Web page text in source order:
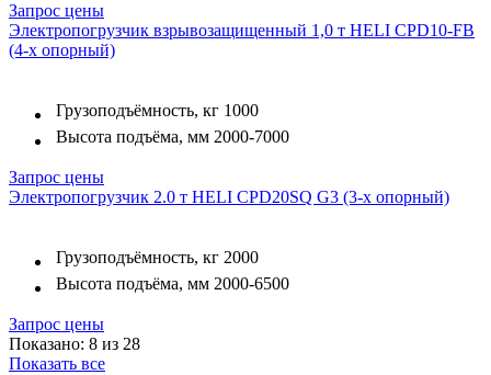
Запрос цены
Электропогрузчик взрывозащищенный 1,0 т HELI CPD10-FB
(4-х опорный)
Грузоподъёмность, кг 1000
Высота подъёма, мм 2000-7000
Запрос цены
Электропогрузчик 2.0 т HELI CPD20SQ G3 (3-х опорный)
Грузоподъёмность, кг 2000
Высота подъёма, мм 2000-6500
Запрос цены
Показано: 8 из 28
Показать все